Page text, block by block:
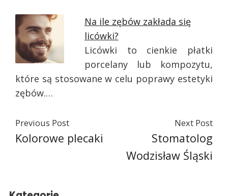
Na ile zębów zakłada się
licówki?
Licówki to cienkie płatki
porcelany lub kompozytu,
które są stosowane w celu poprawy estetyki
zębów.…
Previous Post
Kolorowe plecaki
Next Post
Stomatolog
Wodzisław Śląski